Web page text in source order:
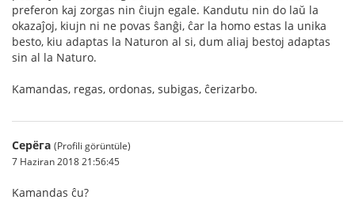
preferon kaj zorgas nin ĉiujn egale. Kandutu nin do laŭ la
okazaĵoj, kiujn ni ne povas ŝanĝi, ĉar la homo estas la unika
besto, kiu adaptas la Naturon al si, dum aliaj bestoj adaptas
sin al la Naturo.
Kamandas, regas, ordonas, subigas, ĉerizarbo.
Серёга (Profili görüntüle)
7 Haziran 2018 21:56:45
Kamandas ĉu?